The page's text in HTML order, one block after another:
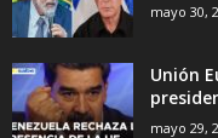
mayo 30,
Unión
mayo 29,